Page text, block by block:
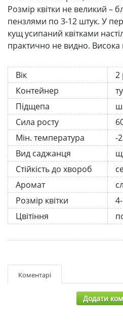
Розмір квітки не великий –
пензлями по 3-12 штук. У
кущ усипаний квітками
практично не видно. Висока
Вік
2
Контейнер
Підщепа
Сила росту
Мін. температура
-
Вид саджанця
Стійкість до хвороб
Аромат
Розмір квітки
Цвітіння
Коментарі
Додати